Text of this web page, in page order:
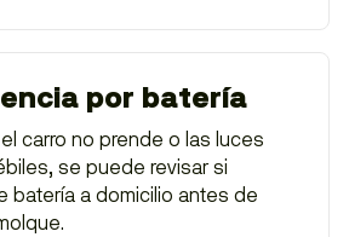
por batería
carro no prende o las luces
se puede revisar si
batería a domicilio antes de